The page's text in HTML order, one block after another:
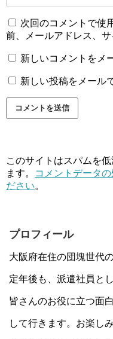
次回のコメントで使
前、メールアドレス、サ
新しいコメントをメ
新しい投稿をメール
このサイトはスパムを
ます。
コメントデータ
ださい。
プロフィール
大阪府在住の団塊世代
定年後も、派遣社員と
皆さんのお役に立つ面
して行きます。お楽し